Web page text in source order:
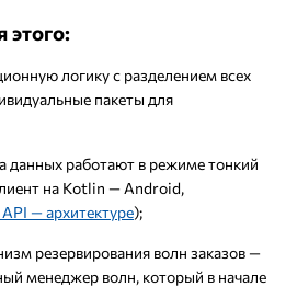
этого:
логику с разделением всех
пакеты для
данных работают в режиме тонкий
на Kotlin — Android,
API — архитектуре);
резервирования волн заказов —
менеджер волн, который в начале